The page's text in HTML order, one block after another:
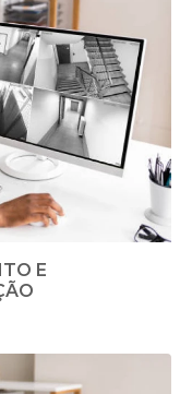
E